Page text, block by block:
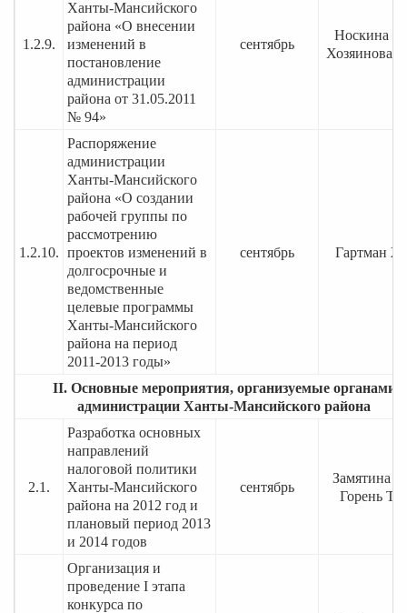
1.2.9.
Ханты-Мансийского
района «О внесении
изменений в
постановление
администрации
района от 31.05.2011
№ 94»
сентябрь
Носкина
Хозяинова
1.2.10.
Распоряжение
администрации
Ханты-Мансийского
района «О создании
рабочей группы по
рассмотрению
проектов изменений в
долгосрочные и
ведомственные
целевые программы
Ханты-Мансийского
района на период
2011-2013 годы»
сентябрь Гартман
II. Основные мероприятия, организуемые органами
администрации Ханты-Мансийского района
2.1.
Разработка основных
направлений
налоговой политики
Ханты-Мансийского
района на 2012 год и
плановый период 2013
и 2014 годов
сентябрь
Замятина
Горень
Организация и
проведение I этапа
конкурса по